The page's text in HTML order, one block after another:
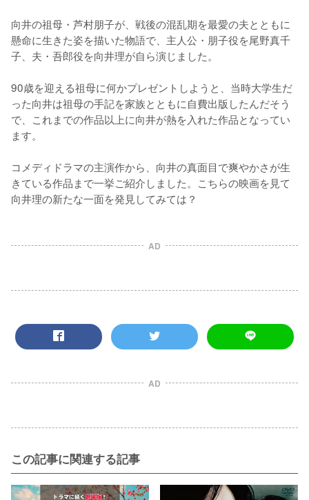
向井の祖母・芦村朋子が、戦後の混乱期を最愛の夫とともに
懸命に生きた姿を描いた物語で、主人公・朋子役を尾野真千
子、夫・吾郎役を向井理が自ら演じました。
90歳を迎える祖母に何かプレゼントしようと、当時大学生だ
った向井は祖母の手記を家族とともに自費出版したんだそう
で、これまでの作品以上に向井が熱を入れた作品となってい
ます。
コメディドラマの主演作から、向井の真面目で爽やかさが生
きている作品まで一挙ご紹介しました。こちらの映画を見て
向井理の新たな一面を発見してみては？
AD
AD
この記事に関連する記事